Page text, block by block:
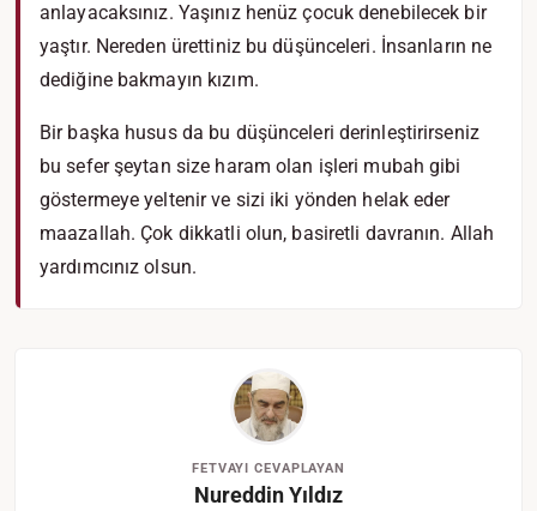
anlayacaksınız. Yaşınız henüz çocuk denebilecek bir
yaştır. Nereden ürettiniz bu düşünceleri. İnsanların ne
dediğine bakmayın kızım.
Bir başka husus da bu düşünceleri derinleştirirseniz
bu sefer şeytan size haram olan işleri mubah gibi
göstermeye yeltenir ve sizi iki yönden helak eder
maazallah. Çok dikkatli olun, basiretli davranın. Allah
yardımcınız olsun.
FETVAYI CEVAPLAYAN
Nureddin Yıldız